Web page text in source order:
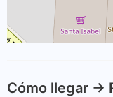
Cómo llegar ->